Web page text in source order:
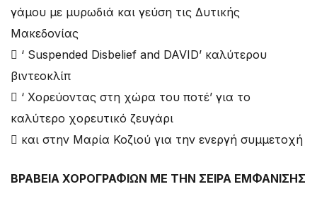
γάμου με μυρωδιά και γεύση τις Δυτικής
Μακεδονίας
 ‘ Suspended Disbelief and DAVID’ καλύτερου
βιντεοκλίπ
 ‘ Χορεύοντας στη χώρα του ποτέ’ για το
καλύτερο χορευτικό ζευγάρι
 και στην Μαρία Κοζιού για την ενεργή συμμετοχή
ΒΡΑΒΕΙΑ ΧΟΡΟΓΡΑΦΙΩΝ ΜΕ ΤΗΝ ΣΕΙΡΑ ΕΜΦΑΝΙΣΗΣ